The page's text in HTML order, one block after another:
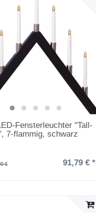
Fensterleuchter "Tall-
7-flammig, schwarz
€ 91,79 € *